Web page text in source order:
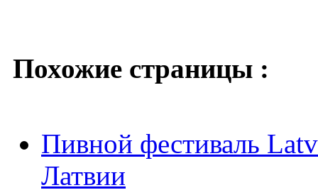
Похожие страницы :
Пивной фестиваль
Латвии